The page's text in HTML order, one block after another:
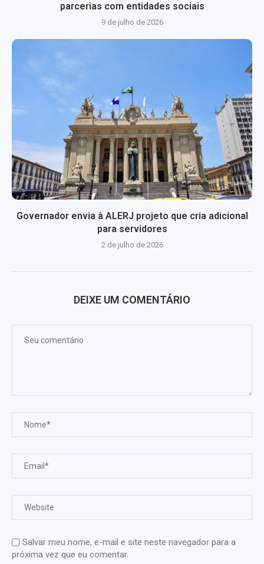
parcerias com entidades sociais
9 de julho de 2026
Governador envia à ALERJ projeto que cria adicional
para servidores
2 de julho de 2026
DEIXE UM COMENTÁRIO
Salvar meu nome, e-mail e site neste navegador para a
próxima vez que eu comentar.